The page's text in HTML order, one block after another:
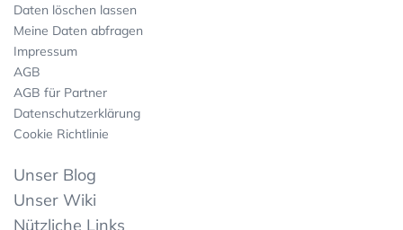
Daten löschen lassen
Meine Daten abfragen
Impressum
AGB
AGB für Partner
Datenschutzerklärung
Cookie Richtlinie
Unser Blog
Unser Wiki
Nützliche Links